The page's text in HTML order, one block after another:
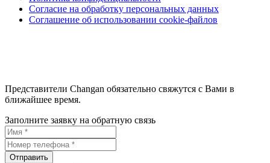
Согласие на обработку персональных данных
Соглашение об использовании cookie-файлов
Представители Changan обязательно свяжутся с Вами в
ближайшее время.
Заполните заявку на обратную связь
Отправить